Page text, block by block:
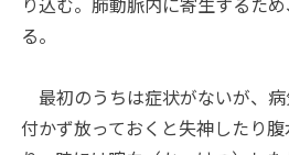
る。
最初のうちは症状がないが、
付かず放っておくと失神したり